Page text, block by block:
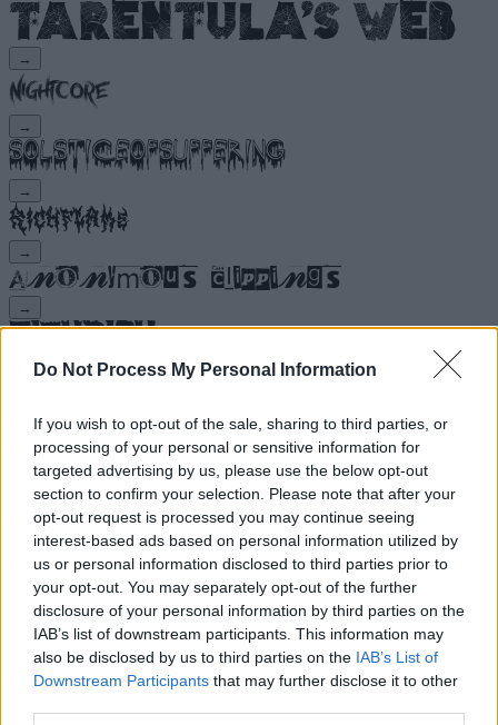
Do Not Process My Personal Information
If you wish to opt-out of the sale, sharing to third parties, or
processing of your personal or sensitive information for
targeted advertising by us, please use the below opt-out
section to confirm your selection. Please note that after your
opt-out request is processed you may continue seeing
interest-based ads based on personal information utilized by
us or personal information disclosed to third parties prior to
your opt-out. You may separately opt-out of the further
disclosure of your personal information by third parties on the
IAB’s list of downstream participants. This information may
also be disclosed by us to third parties on the IAB’s List of
Downstream Participants that may further disclose it to other
→
→
→
→
→